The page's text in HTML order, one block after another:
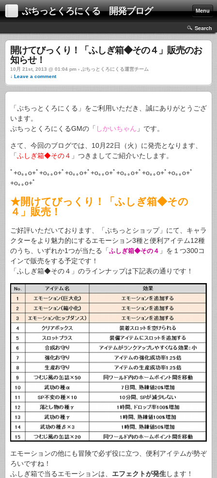
ぷちっとくろにくる 開発ブログ Menu
Search
開けてびっくり！「ふしぎ箱◆その４」販売のお
知らせ！
10月 21st, 2013 @ 01:04 pm › ぷちっとくろにくる運営チーム
↓ Leave a comment
「ぷちっとくろにくる」をご利用いただき、誠にありがとうござ
います。
ぷちっとくろにくるGMの「 しかいちゃん 」です。
さて、今回のブログでは、10月22日（火）に発売となります、
「ふしぎ箱◆その４ 」つきましてご紹介いたします。
ﾟ+o｡｡o+ﾟ+o｡｡o+ﾟ+o｡｡o+ﾟ+o｡｡o+ﾟ+o｡｡o+ﾟ+o｡｡o+ﾟ+o｡｡o+ﾟ
+o｡｡o+ﾟ
★開けてびっくり！「ふしぎ箱◆その
４」販売！
ご好評いただいております、「ぷちっとショップ」にて、キャラ
クターをより魅力的にするエモーション3種と便利アイテム12種
のうち、いずれか1つが当たる「ふしぎ箱◆その４ 」を１つ300コ
インで販売をする予定です！
「ふしぎ箱◆その４」のラインナップは下記表の通りです！
エモーションの他にも冒険で必ず役に立つ、便利アイテムが勢ぞ
ろいですね！
ふしぎ箱で当るエモーションは、 エフェクトが発生 します！